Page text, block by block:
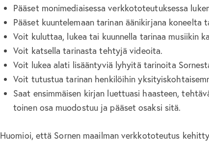
Pääset monimediaisessa verkkototeutuksessa
Pääset kuuntelemaan tarinan äänikirjana koneelta
Voit kuluttaa, lukea tai kuunnella tarinaa musiikin
Voit katsella tarinasta tehtyjä videoita.
Voit lukea alati lisääntyviä lyhyitä tarinoita
Voit tutustua tarinan henkilöihin
Saat ensimmäisen kirjan luettuasi haasteen,
toinen osa muodostuu ja pääset osaksi sitä.
Huomioi, että Sornen maailman verkkototeutus